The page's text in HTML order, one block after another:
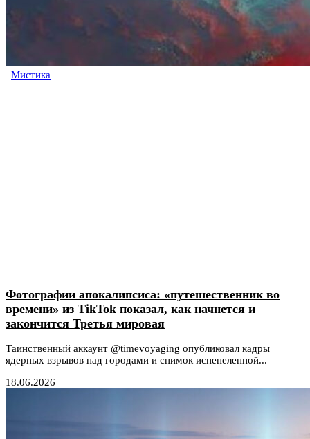
Мистика
Фотографии апокалипсиса: «путешественник во
времени» из TikTok показал, как начнется и
закончится Третья мировая
Таинственный аккаунт @timevoyaging опубликовал кадры
ядерных взрывов над городами и снимок испепеленной...
18.06.2026